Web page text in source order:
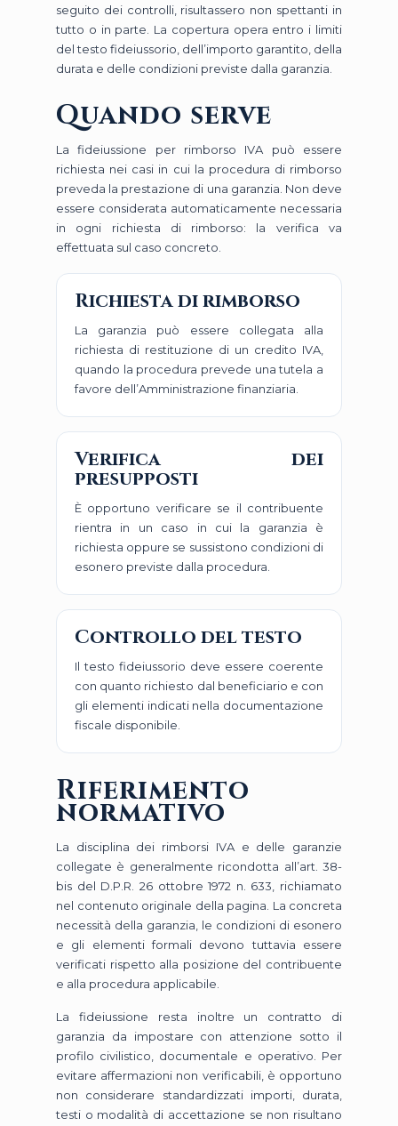
seguito dei controlli, risultassero non spettanti in
tutto o in parte. La copertura opera entro i limiti
del testo fideiussorio, dell’importo garantito, della
durata e delle condizioni previste dalla garanzia.
Quando serve
La fideiussione per rimborso IVA può essere
richiesta nei casi in cui la procedura di rimborso
preveda la prestazione di una garanzia. Non deve
essere considerata automaticamente necessaria
in ogni richiesta di rimborso: la verifica va
effettuata sul caso concreto.
Richiesta di rimborso
La garanzia può essere collegata alla
richiesta di restituzione di un credito IVA,
quando la procedura prevede una tutela a
favore dell’Amministrazione finanziaria.
Verifica dei
presupposti
È opportuno verificare se il contribuente
rientra in un caso in cui la garanzia è
richiesta oppure se sussistono condizioni di
esonero previste dalla procedura.
Controllo del testo
Il testo fideiussorio deve essere coerente
con quanto richiesto dal beneficiario e con
gli elementi indicati nella documentazione
fiscale disponibile.
Riferimento
normativo
La disciplina dei rimborsi IVA e delle garanzie
collegate è generalmente ricondotta all’art. 38-
bis del D.P.R. 26 ottobre 1972 n. 633, richiamato
nel contenuto originale della pagina. La concreta
necessità della garanzia, le condizioni di esonero
e gli elementi formali devono tuttavia essere
verificati rispetto alla posizione del contribuente
e alla procedura applicabile.
La fideiussione resta inoltre un contratto di
garanzia da impostare con attenzione sotto il
profilo civilistico, documentale e operativo. Per
evitare affermazioni non verificabili, è opportuno
non considerare standardizzati importi, durata,
testi o modalità di accettazione se non risultano